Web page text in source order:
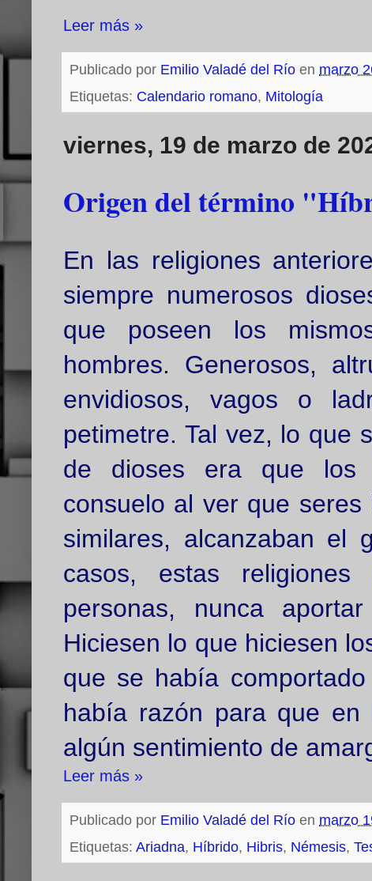
Leer más »
Publicado por Emilio Valadé del Río en marzo
Etiquetas: Calendario romano, Mitología
viernes, 19 de marzo de
Origen del término
En las religiones
siempre numerosos
que poseen los
hombres. Generosos,
envidiosos, vagos o
petimetre. Tal vez, lo que
de dioses era que los
consuelo al ver que
similares, alcanzaban el
casos, estas
personas, nunca
Hiciesen lo que hiciesen
que se había
había razón para que en
algún sentimiento de
Leer más »
Publicado por Emilio Valadé del Río en marzo
Etiquetas: Ariadna, Híbrido, Hibris, Némesis,